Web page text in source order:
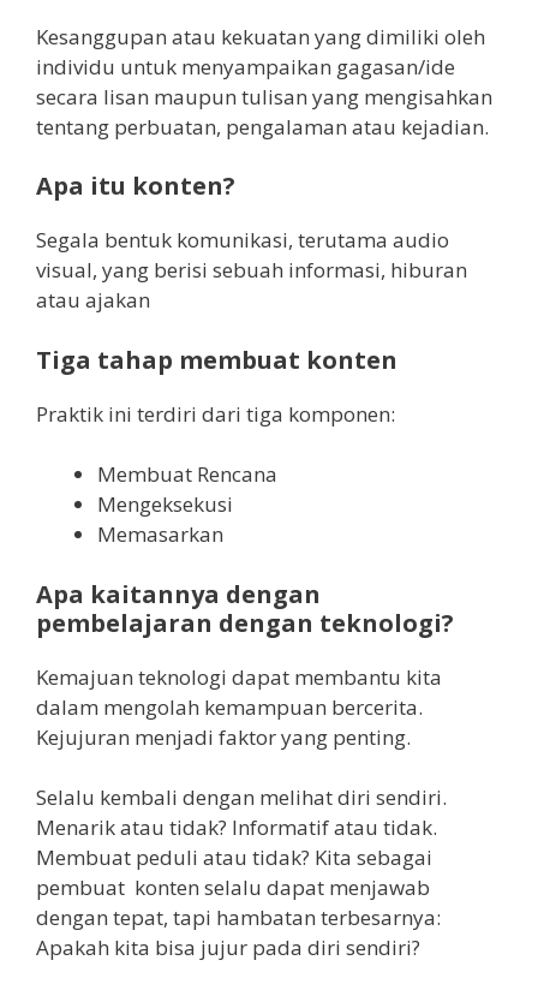
Kesanggupan atau kekuatan yang dimiliki oleh
individu untuk menyampaikan gagasan/ide
secara lisan maupun tulisan yang mengisahkan
tentang perbuatan, pengalaman atau kejadian.
Apa itu konten?
Segala bentuk komunikasi, terutama audio
visual, yang berisi sebuah informasi, hiburan
atau ajakan
Tiga tahap membuat konten
Praktik ini terdiri dari tiga komponen:
Membuat Rencana
Mengeksekusi
Memasarkan
Apa kaitannya dengan
pembelajaran dengan teknologi?
Kemajuan teknologi dapat membantu kita
dalam mengolah kemampuan bercerita.
Kejujuran menjadi faktor yang penting.
Selalu kembali dengan melihat diri sendiri.
Menarik atau tidak? Informatif atau tidak.
Membuat peduli atau tidak? Kita sebagai
pembuat konten selalu dapat menjawab
dengan tepat, tapi hambatan terbesarnya:
Apakah kita bisa jujur pada diri sendiri?